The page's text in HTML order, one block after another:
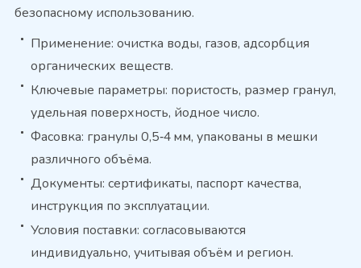
безопасному использованию.
Применение: очистка воды, газов, адсорбция
органических веществ.
Ключевые параметры: пористость, размер гранул,
удельная поверхность, йодное число.
Фасовка: гранулы 0,5‑4 мм, упакованы в мешки
различного объёма.
Документы: сертификаты, паспорт качества,
инструкция по эксплуатации.
Условия поставки: согласовываются
индивидуально, учитывая объём и регион.